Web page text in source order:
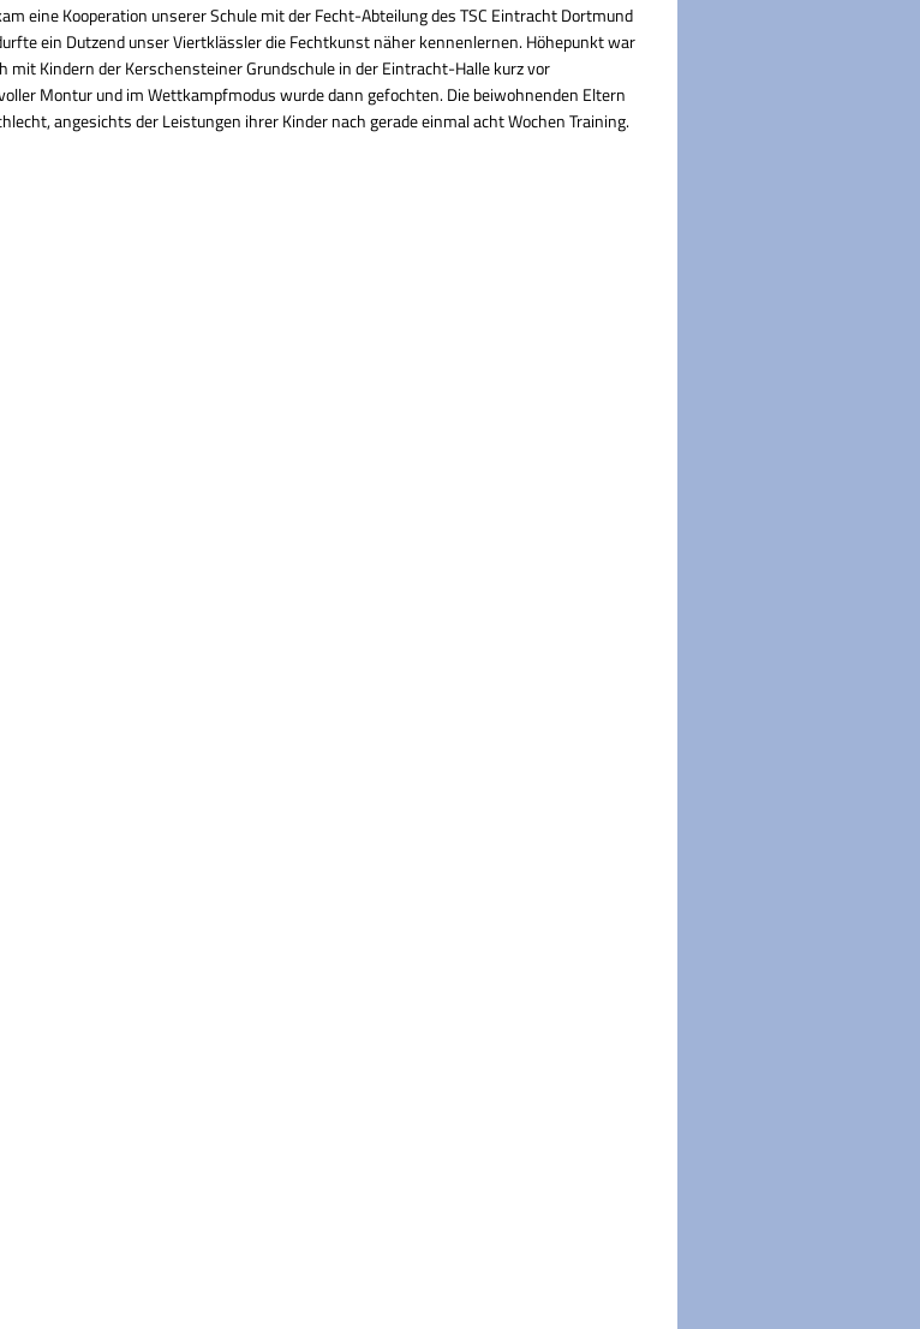
Schuljahr nach den Sommerferien. Der Unterricht beginnt zur 1. Stunde und endet nach der 4.
eine Kooperation unserer Schule mit der Fecht-Abteilung des TSC Eintracht Dortmund
ein Dutzend unser Viertklässler die Fechtkunst näher kennenlernen. Höhepunkt war
mit Kindern der Kerschensteiner Grundschule in der Eintracht-Hallekurz vor
Montur und im Wettkampfmodus wurde dann gefochten. Die beiwohnenden Eltern
angesichts der Leistungen ihrer Kinder nach gerade einmal acht Wochen Training.